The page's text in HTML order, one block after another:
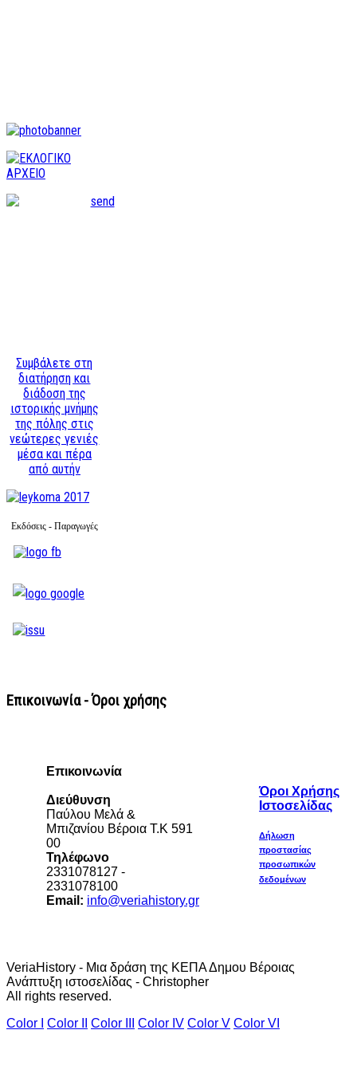
Συμβάλετε στη
διατήρηση και
διάδοση της
ιστορικής μνήμης
της πόλης στις
νεώτερες γενιές
μέσα και πέρα
από αυτήν
Εκδόσεις - Παραγωγές
Επικοινωνία - Όροι χρήσης
Επικοινωνία
Διεύθυνση
Παύλου Μελά &
Μπιζανίου Βέροια Τ.Κ 591
00
Τηλέφωνο
2331078127 -
2331078100
Email: info@veriahistory.gr
Όροι Χρήσης
Ιστοσελίδας
Δήλωση
προστασίας
προσωπικών
δεδομένων
VeriaHistory - Μια δράση της ΚΕΠΑ Δημου Βέροιας
Ανάπτυξη ιστοσελίδας - Christopher
All rights reserved.
Color I
Color II Color III Color IV Color V Color VI